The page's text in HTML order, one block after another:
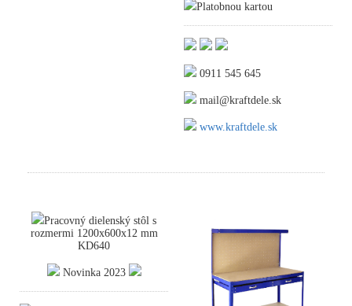
Platobnou kartou
0911 545 645
mail@kraftdele.sk
www.kraftdele.sk
Pracovný dielenský stôl s
rozmermi 1200x600x12 mm
KD640
Novinka 2023